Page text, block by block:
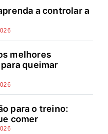
a controlar a
melhores
queimar
para o treino:
comer